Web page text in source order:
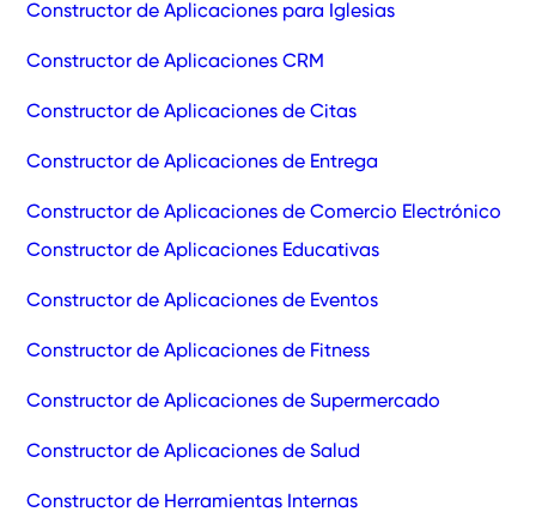
Constructor de Aplicaciones para Iglesias
Constructor de Aplicaciones CRM
Constructor de Aplicaciones de Citas
Constructor de Aplicaciones de Entrega
Constructor de Aplicaciones de Comercio Electrónico
Constructor de Aplicaciones Educativas
Constructor de Aplicaciones de Eventos
Constructor de Aplicaciones de Fitness
Constructor de Aplicaciones de Supermercado
Constructor de Aplicaciones de Salud
Constructor de Herramientas Internas